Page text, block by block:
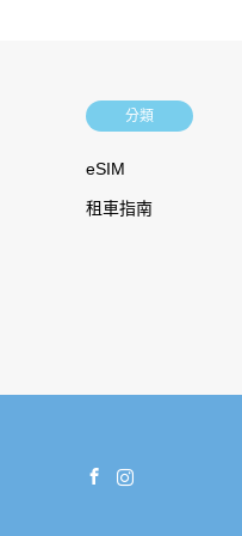
分類
eSIM
租車指南